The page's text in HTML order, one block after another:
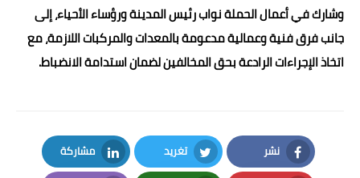
وشارك في أعمال الحملة نواب رئيس المدينة ورؤساء الأحياء، إلى
جانب فرق فنية وعمالية مدعومة بالمعدات والمركبات اللازمة، مع
اتخاذ الإجراءات الرادعة بحق المخالفين لضمان استدامة الانضباط.
نشر
Facebook
تغريد
Twitter
مشاركة
LinkedIn